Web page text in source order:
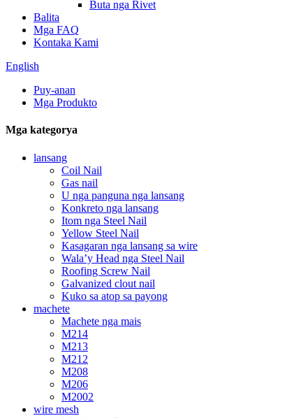
Buta nga Rivet
Balita
Mga FAQ
Kontaka Kami
English
Puy-anan
Mga Produkto
Mga kategorya
lansang
Coil Nail
Gas nail
U nga panguna nga lansang
Konkreto nga lansang
Itom nga Steel Nail
Yellow Steel Nail
Kasagaran nga lansang sa wire
Wala’y Head nga Steel Nail
Roofing Screw Nail
Galvanized clout nail
Kuko sa atop sa payong
machete
Machete nga mais
M214
M213
M212
M208
M206
M2002
wire mesh